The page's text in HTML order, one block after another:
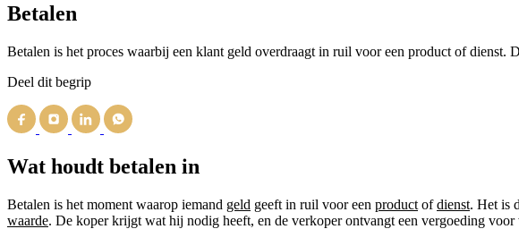
Betalen
Betalen is het proces waarbij een klant geld overdraagt in ruil voor een product of
Deel dit begrip
Wat houdt betalen in
Betalen is het moment waarop iemand geld geeft in ruil voor een product ofdienst. Het is
waarde. De koper krijgt wat hij nodig heeft, en de verkoper ontvangt een vergoeding